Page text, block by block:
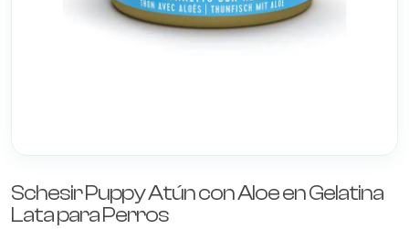
Schesir Puppy Atún con Aloe en Gelatina
Lata para Perros